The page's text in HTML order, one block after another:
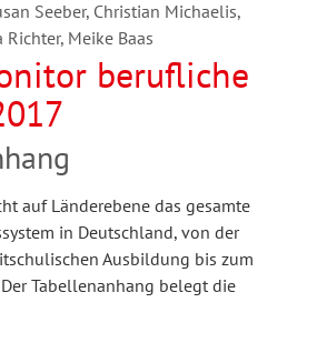
Seeber, Christian Michaelis,
Richter, Meike Baas
berufliche
auf Länderebene das gesamte
in Deutschland, von der
Ausbildung bis zum
Tabellenanhang belegt die